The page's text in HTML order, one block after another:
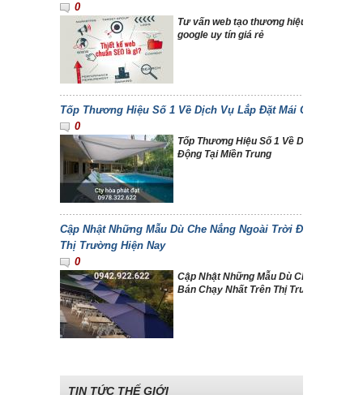
0
Tư vấn web tạo thương hiệu, thiết kế
google uy tín giá rẻ
Tốp Thương Hiệu Số 1 Về Dịch Vụ Lắp Đặt Mái Che Di
0
Tốp Thương Hiệu Số 1 Về Dịch Vụ Lắp
Động Tại Miền Trung
Cập Nhật Những Mẫu Dù Che Nắng Ngoài Trời Đẹp Và Bán
Thị Trường Hiện Nay
0
Cập Nhật Những Mẫu Dù Che Nắng
Bán Chạy Nhất Trên Thị Trường Hiện
TIN TỨC THẾ GIỚI